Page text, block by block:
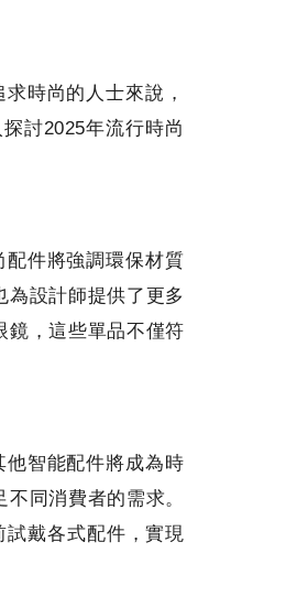
時尚的人士來說，
討2025年流行時尚
件將強調環保材質
為設計師提供了更多
鏡，這些單品不僅符
智能配件將成為時
同消費者的需求。
戴各式配件，實現